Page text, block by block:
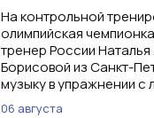
На контрольной
олимпийская
тренер России
Борисовой из Санкт-
музыку в упражнении с
06 августа